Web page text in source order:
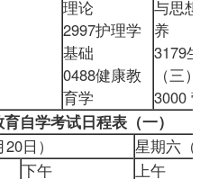
理论
2997护理学
基础
0488健康教
育学
与思想
养
3179生
（三）
3000
自学考试日程表（一）
20日）
星期六（
下午
上午